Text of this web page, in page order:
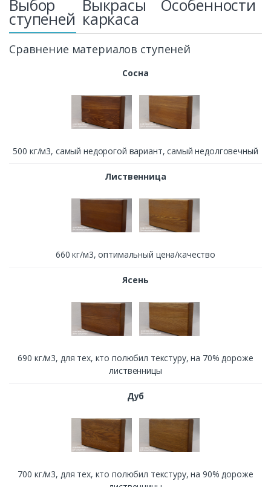
Выбор
ступеней
Выкрасы
каркаса
Особенности
Сравнение материалов ступеней
Сосна
500 кг/м3, cамый недорогой вариант, самый недолговечный
Лиственница
660 кг/м3, оптимальный цена/качество
Ясень
690 кг/м3, для тех, кто полюбил текстуру, на 70% дороже
лиственницы
Дуб
700 кг/м3, для тех, кто полюбил текстуру, на 90% дороже